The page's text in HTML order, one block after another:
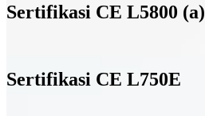
Sertifikasi CE L5800 (a)
Sertifikasi CE L750E